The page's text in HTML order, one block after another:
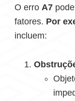
O erro A7
fatores. Por
incluem: